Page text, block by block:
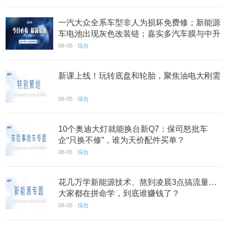
一汽大众全系车型非人为损坏免费修；新能源
车电池出现灰色改装链；嘉实多汽车膜与中升
集团达成合作丨AC早报
08-05 综合
新课上线！玩转底盘和轮胎，聚焦油电大刚需
08-05 综合
10个奥迪大灯就能换台新Q7：保司怒批车
企“只换不修”，谁为天价配件买单？
08-05 综合
花几万学新能源技术、熬到凌晨3点搞流量…
大家都在拼命学，到底谁赚钱了？
08-05 综合